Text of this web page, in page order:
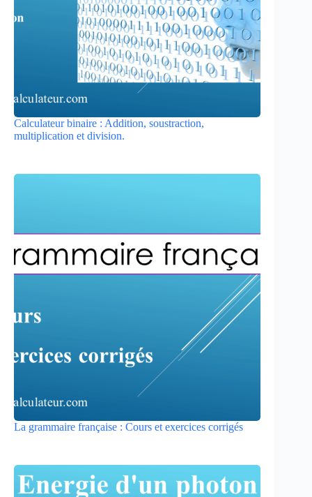
Calculateur binaire : Addition, soustraction,
multiplication et division.
La grammaire française : Cours et exercices corrigés